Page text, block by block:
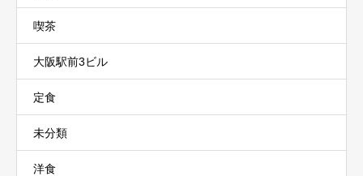
喫茶
大阪駅前3ビル
定食
未分類
洋食